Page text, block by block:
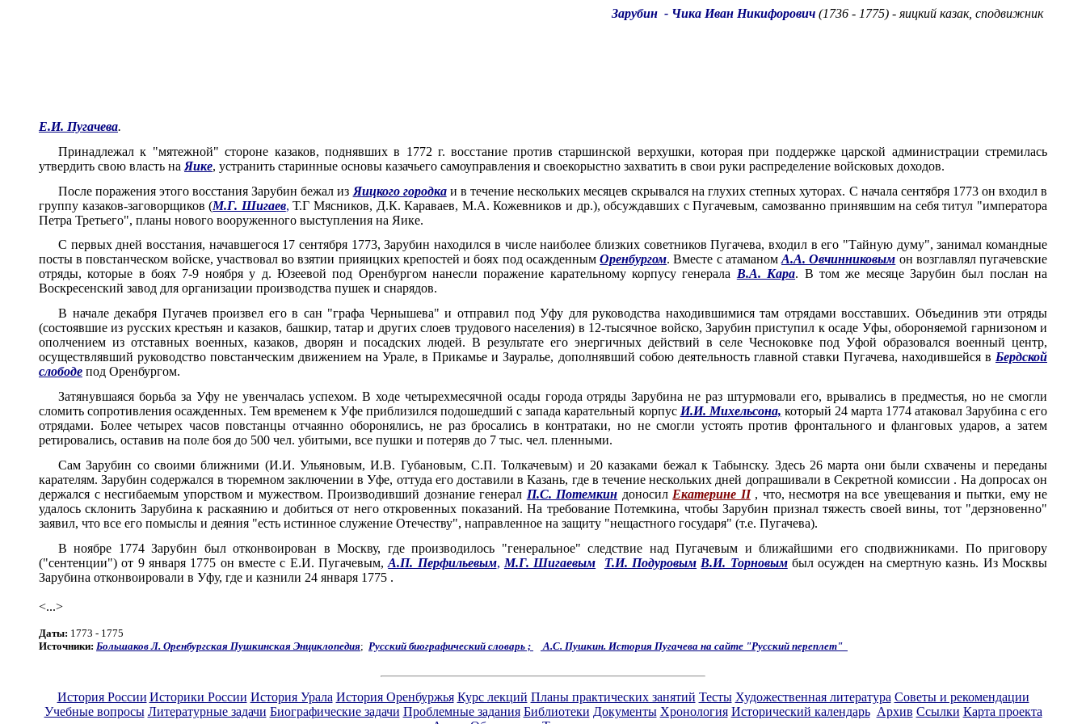
Зарубин - Чика Иван Никифорович (1736 - 1775) - яицкий казак, сподвижник
Е.И. Пугачева.
Принадлежал к "мятежной" стороне казаков, поднявших в 1772 г. восстание против старшинской верхушки, которая при поддержке царской администрации стремилась
утвердить свою власть на Яике, устранить старинные основы казачьего самоуправления и своекорыстно захватить в свои руки распределение войсковых доходов.
После поражения этого восстания Зарубин бежал из Яицкого городкаи в течение нескольких месяцев скрывался на глухих степных хуторах. С начала сентября 1773 он входил в
группу казаков-заговорщиков (М.Г. Шигаев, Т.Г Мясников, Д.К. Караваев, М.А. Кожевников и др.), обсуждавших с Пугачевым, самозванно принявшим на себя титул "императора
Петра Третьего", планы нового вооруженного выступления на Яике.
С первых дней восстания, начавшегося 17 сентября 1773, Зарубин находился в числе наиболее близких советников Пугачева, входил в его "Тайную думу", занимал командные
посты в повстанческом войске, участвовал во взятии прияицких крепостей и боях под осажденнымОренбургом. Вместе с атаманомА.А. Овчинниковым он возглавлял пугачевские
отряды, которые в боях 7-9 ноября у д. Юзеевой под Оренбургом нанесли поражение карательному корпусу генерала В.А. Кара. В том же месяце Зарубин был послан на
Воскресенский завод для организации производства пушек и снарядов.
В начале декабря Пугачев произвел его в сан "графа Чернышева" и отправил под Уфу для руководства находившимися там отрядами восставших. Объединив эти отряды
(состоявшие из русских крестьян и казаков, башкир, татар и других слоев трудового населения) в 12-тысячное войско, Зарубин приступил к осаде Уфы, обороняемой гарнизоном и
ополчением из отставных военных, казаков, дворян и посадских людей. В результате его энергичных действий в селе Чесноковке под Уфой образовался военный центр,
осуществлявший руководство повстанческим движением на Урале, в Прикамье и Зауралье, дополнявший собою деятельность главной ставки Пугачева, находившейся в Бердской
слободе под Оренбургом.
Затянувшаяся борьба за Уфу не увенчалась успехом. В ходе четырехмесячной осады города отряды Зарубина не раз штурмовали его, врывались в предместья, но не смогли
сломить сопротивления осажденных. Тем временем к Уфе приблизился подошедший с запада карательный корпус И.И. Михельсона, который 24 марта 1774 атаковал Зарубина с его
отрядами. Более четырех часов повстанцы отчаянно оборонялись, не раз бросались в контратаки, но не смогли устоять против фронтального и фланговых ударов, а затем
ретировались, оставив на поле боя до 500 чел. убитыми, все пушки и потеряв до 7 тыс. чел. пленными.
Сам Зарубин со своими ближними (И.И. Ульяновым, И.В. Губановым, С.П. Толкачевым) и 20 казаками бежал к Табынску. Здесь 26 марта они были схвачены и переданы
карателям. Зарубин содержался в тюремном заключении в Уфе, оттуда его доставили в Казань, где в течение нескольких дней допрашивали в Секретной комиссии . На допросах он
держался с несгибаемым упорством и мужеством. Производивший дознание генерал П.С. Потемкин доносил Екатерине II, что, несмотря на все увещевания и пытки, ему не
удалось склонить Зарубина к раскаянию и добиться от него откровенных показаний. На требование Потемкина, чтобы Зарубин признал тяжесть своей вины, тот "дерзновенно"
заявил, что все его помыслы и деяния "есть истинное служение Отечеству", направленное на защиту "нещастного государя" (т.е. Пугачева).
В ноябре 1774 Зарубин был отконвоирован в Москву, где производилось "генеральное" следствие над Пугачевым и ближайшими его сподвижниками. По приговору
("сентенции") от 9 января 1775 он вместе с Е.И. Пугачевым,А.П. Перфильевым, М.Г. Шигаевым Т.И. Подуровым В.И. Торновым был осужден на смертную казнь. Из Москвы
Зарубина отконвоировали в Уфу, где и казнили 24 января 1775 .
<...>
Даты: 1773 - 1775
Источники: Большаков Л. Оренбургская Пушкинская Энциклопедия; Русский биографический словарь ; А.С. Пушкин. История Пугачева на сайте "Русский переплет"
История России Историки России История Урала История Оренбуржья Курс лекций Планы практических занятий Тесты Художественная литература Советы и рекомендации
Учебные вопросы Литературные задачи Биографические задачи Проблемные задания Библиотеки Документы Хронология Исторический календарь Архив Ссылки Карта проекта